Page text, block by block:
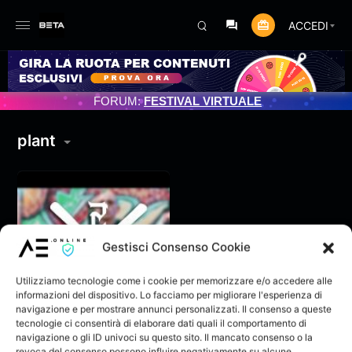
Gestisci Consenso Cookie
Utilizziamo tecnologie come i cookie per memorizzare e/o accedere alle
informazioni del dispositivo. Lo facciamo per migliorare l'esperienza di
navigazione e per mostrare annunci personalizzati. Il consenso a queste
tecnologie ci consentirà di elaborare dati quali il comportamento di
navigazione o gli ID univoci su questo sito. Il mancato consenso o la
ACCEDI
PROGRAMMATO 3/07/2025
FORUM:FESTIVAL VIRTUALE
plant
MZ2 Mazza – Quei